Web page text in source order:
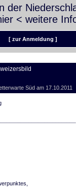
der
< weitere
[ zur Anmeldung ]
Süd am 17.10.2011